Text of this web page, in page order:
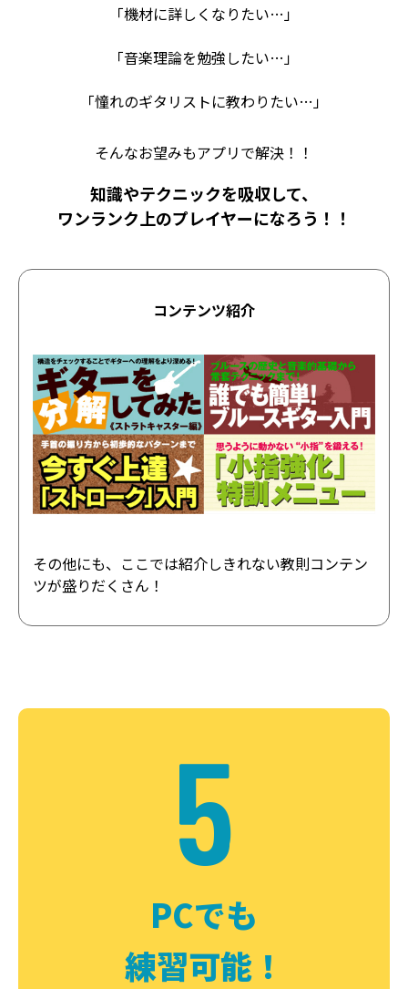
「機材に詳しくなりたい…」
「音楽理論を勉強したい…」
「憧れのギタリストに教わりたい…」
そんなお望みもアプリで解決！！
知識やテクニックを吸収して、
ワンランク上のプレイヤーになろう！！
コンテンツ紹介
その他にも、ここでは紹介しきれない教則コンテン
ツが盛りだくさん！
5
PCでも
練習可能！